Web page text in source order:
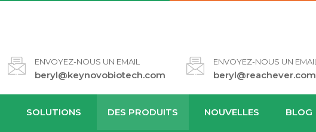
ENVOYEZ-NOUS UN EMAIL
beryl@keynovobiotech.com
ENVOYEZ-NOUS UN EMAIL
beryl@reachever.com
SOLUTIONS DES PRODUITS NOUVELLES BLOG